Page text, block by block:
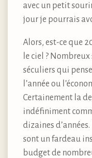
avec un petit
jour je pourrais
Alors, est-ce que
le ciel ?
séculiers qui
l’année ou
Certainement la
indéfiniment
dizaines
sont un fardeau
budget de